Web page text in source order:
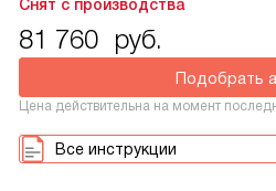
Снят с производства
81 760 руб.
Подобрать
Цена действительна на момент
Все инструкции